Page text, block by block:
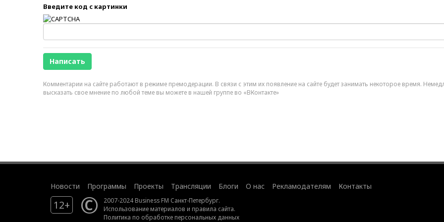
Введите код с картинки
Комментарии на сайте работают в режиме премодерации. В связи с этим их появление на сайте будет занимать некоторое время.
высказать свое мнение по любой теме вы можете в нашей группе во «ВКонтакте»
Новости Программы Проекты Трансляции Блоги О нас Рекламодателям Контакты
12+ ©
2007-2024 Business FM Санкт-Петербург.
Использование материалов и правила сайта.
Политика по обработке персональных данных